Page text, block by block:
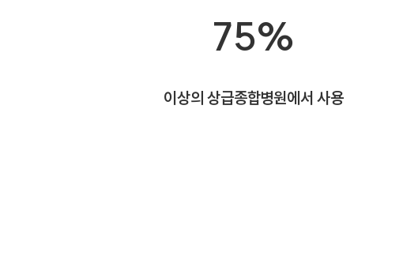
75%
이상의 상급종합병원에서 사용